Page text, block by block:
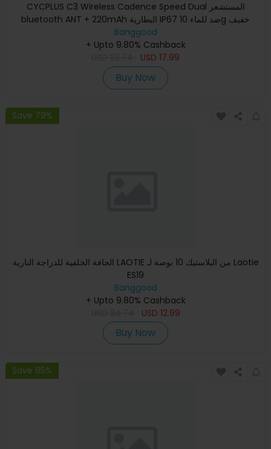
CYCPLUS C3 Wireless Cadence Speed Dual المستشعر
bluetooth ANT + 220mAh البطارية IP67 ضد للماء 10g خفيف
الوزن سهل التركيب
Banggood
+ Upto 9.80% Cashback
USD 17.99
Buy Now
Save 79%
الحافة الخلفية للدراجة النارية LAOTIE من البلاستيك 10 بوصة لـ Laotie
ES19
Banggood
+ Upto 9.80% Cashback
USD 12.99
Buy Now
Save 85%